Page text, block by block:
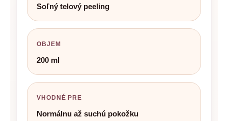
Soľný telový peeling
OBJEM
200 ml
VHODNÉ PRE
Normálnu až suchú pokožku